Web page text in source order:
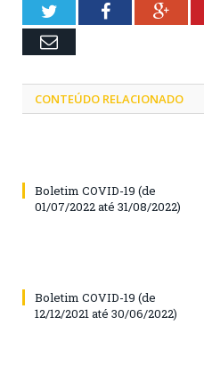
TwitterFacebook
Email
CONTEÚDO RELACIONADO
Boletim COVID-19 (de
01/07/2022 até 31/08/2022)
Boletim COVID-19 (de
12/12/2021 até 30/06/2022)